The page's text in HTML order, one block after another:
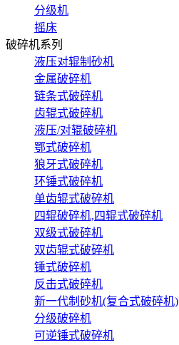
分级机
摇床
破碎机系列
液压对辊制砂机
金属破碎机
链条式破碎机
齿辊式破碎机
液压/对辊破碎机
鄂式破碎机
狼牙式破碎机
环锤式破碎机
单齿辊式破碎机
四辊破碎机,四辊式破碎机
双级式破碎机
双齿辊式破碎机
锤式破碎机
反击式破碎机
新一代制砂机(复合式破碎机)
分级破碎机
可逆锤式破碎机